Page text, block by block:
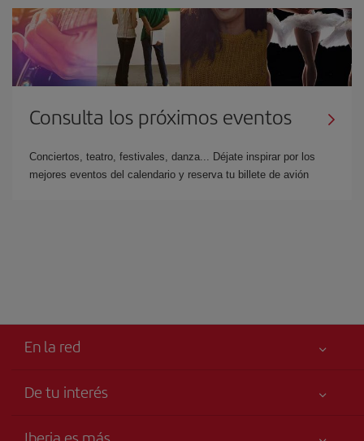
Consulta los próximos eventos
Conciertos, teatro, festivales, danza... Déjate inspirar por los
mejores eventos del calendario y reserva tu billete de avión
En la red
De tu interés